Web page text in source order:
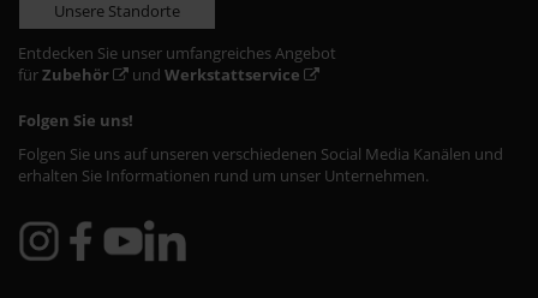
Unsere Standorte
Entdecken Sie unser umfangreiches Angebot
fürZubehör und Werkstattservice
Folgen Sie uns!
Folgen Sie uns auf unseren verschiedenen Social Media Kanälen und
erhalten Sie Informationen rund um unser Unternehmen.